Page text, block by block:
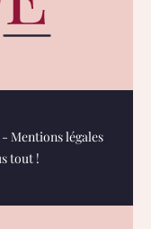
- Mentions légales
tout !